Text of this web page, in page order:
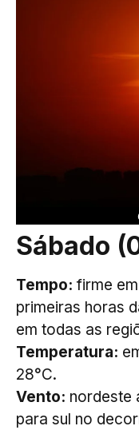
Sábado
Tempo: firme
primeiras horas
em todas as
Temperatura:
28°C.
Vento: nordeste
para sul no